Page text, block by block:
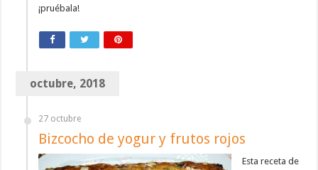
¡pruébala!
octubre, 2018
27 octubre
Bizcocho de yogur y frutos rojos
Esta receta de